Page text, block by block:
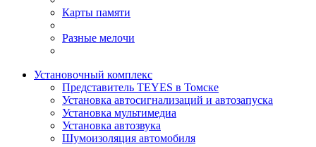
Карты памяти
Разные мелочи
Установочный комплекс
Представитель TEYES в Томске
Установка автосигнализаций и автозапуска
Установка мультимедиа
Установка автозвука
Шумоизоляция автомобиля